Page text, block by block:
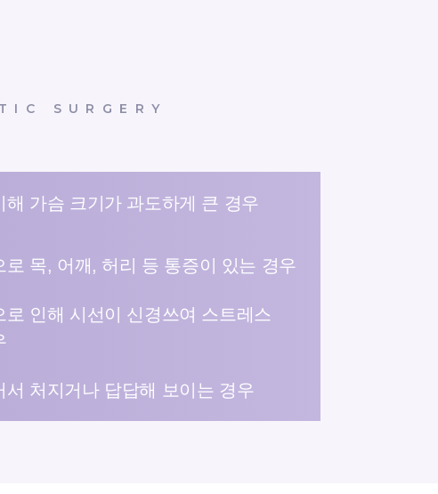
SURGERY
해 가슴 크기가 과도하게 큰 경우
로 목, 어깨, 허리 등 통증이 있는 경우
로 인해 시선이 신경쓰여 스트레스
서 처지거나 답답해 보이는 경우